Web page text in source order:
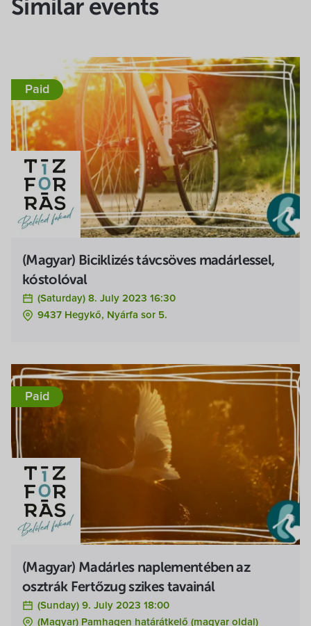
Similar events
Paid
(Magyar) Biciklizés távcsöves madárlessel,
kóstolóval
(Saturday) 8. July 2023 16:30
9437 Hegykő, Nyárfa sor 5.
Paid
(Magyar) Madárles naplementében az
osztrák Fertőzug szikes tavainál
(Sunday) 9. July 2023 18:00
(Magyar) Pamhagen határátkelő (magyar oldal)